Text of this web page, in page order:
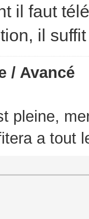
il faut
il
/ Avancé
pleine,
a tout